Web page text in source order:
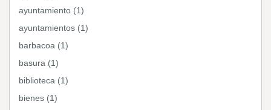
ayuntamiento (1)
ayuntamientos (1)
barbacoa (1)
basura (1)
biblioteca (1)
bienes (1)